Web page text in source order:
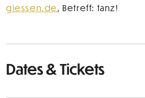
giessen.de, Betreff: tanz!
Dates & Tickets